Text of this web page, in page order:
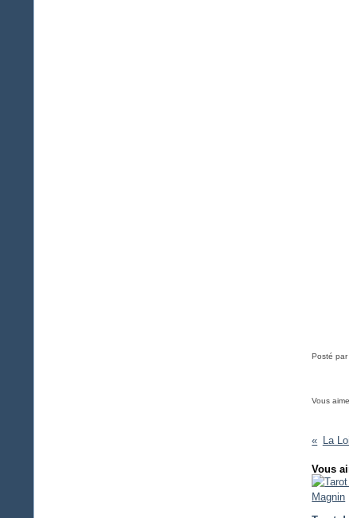
Posté
Vous
La
Vous